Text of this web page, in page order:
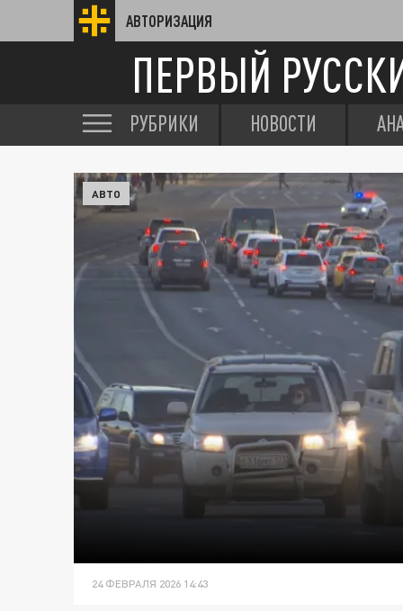
АВТОРИЗАЦИЯ
ПЕРВЫЙ
РУБРИКИ НОВОСТИ
АВТО
24 ФЕВРАЛЯ 2026 14:43